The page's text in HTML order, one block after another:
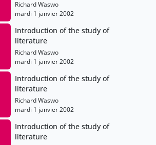
Richard Waswo
mardi 1 janvier 2002
Introduction of the study of
literature
Richard Waswo
mardi 1 janvier 2002
Introduction of the study of
literature
Richard Waswo
mardi 1 janvier 2002
Introduction of the study of
literature